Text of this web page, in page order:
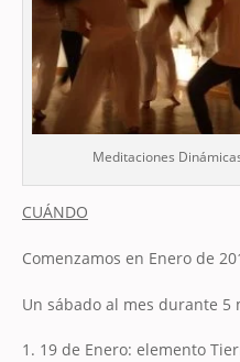
Meditaciones
CUÁNDO
Comenzamos en Enero de
Un sábado al mes durante 5
19 de Enero: elemento